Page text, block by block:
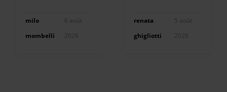
milo
mombelli
6 août
2026
renata
ghigliotti
5 août
2026